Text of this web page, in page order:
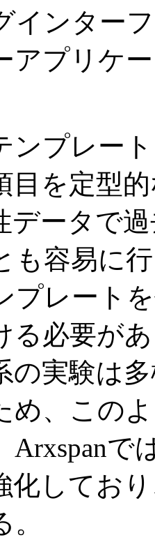
インター
アプリケ
プレー
目を定型
データで
も容易に
プレート
る必要が
の実験は
め、この
Arxspanで
化してお